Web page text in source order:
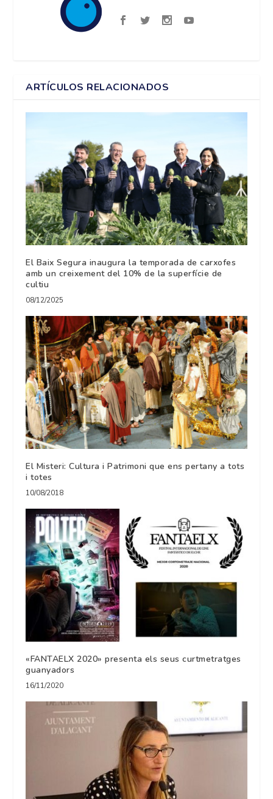
ARTÍCULOS RELACIONADOS
El Baix Segura inaugura la temporada de carxofes
amb un creixement del 10% de la superfície de
cultiu
08/12/2025
El Misteri: Cultura i Patrimoni que ens pertany a tots
i totes
10/08/2018
«FANTAELX 2020» presenta els seus curtmetratges
guanyadors
16/11/2020